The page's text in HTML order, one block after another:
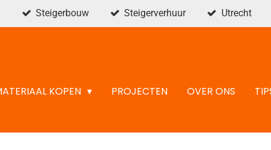
Steigerbouw Steigerverhuur Utrecht
KOPEN PROJECTEN OVER ONS